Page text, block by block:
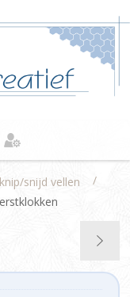
snijd vellen
/